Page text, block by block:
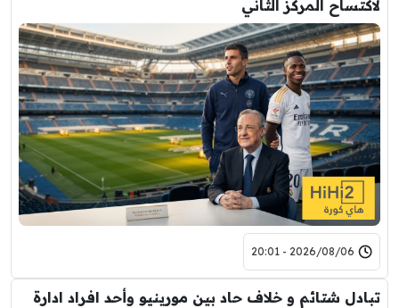
لاكتساح المركز الثاني
2026/08/06 - 20:01
تبادل شتائم و خلاف حاد بين مورينيو وأحد افراد ادارة